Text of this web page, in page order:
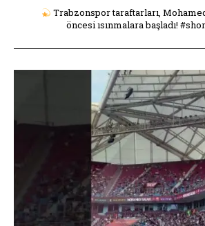
Trabzonspor taraftarları,
öncesi ısınmalara başladı!